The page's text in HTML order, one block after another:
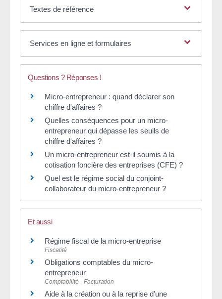
Textes de référence
Services en ligne et formulaires
Questions ? Réponses !
Micro-entrepreneur : quand déclarer son
chiffre d'affaires ?
Quelles conséquences pour un micro-
entrepreneur qui dépasse les seuils de
chiffre d'affaires ?
Un micro-entrepreneur est-il soumis à la
cotisation foncière des entreprises (CFE) ?
Quel est le régime social du conjoint-
collaborateur du micro-entrepreneur ?
Et aussi
Régime fiscal de la micro-entreprise
Fiscalité
Obligations comptables du micro-
entrepreneur
Comptabilité - Facturation
Aide à la création ou à la reprise d'une